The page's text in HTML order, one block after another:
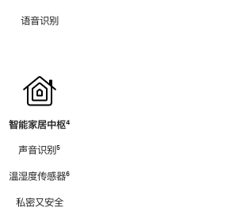
语音识别
智能家居中枢脚
⁴
声音识别脚
⁵
温湿度传感器脚
⁶
私密又安全